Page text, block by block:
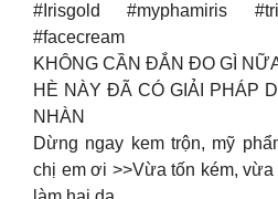
#Irisgold #myphamiris
#facecream
KHÔNG CẦN ĐẮN ĐO GÌ
HÈ NÀY ĐÃ CÓ GIẢI PHÁP
NHÀN
Dừng ngay kem trộn, mỹ
chị em ơi >>Vừa tốn kém,